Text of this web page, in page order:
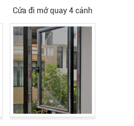
Cửa đi mở quay 4 cánh